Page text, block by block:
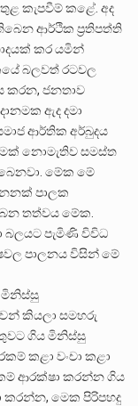
කැපවීම් කළේ. අද
ආර්ථික ප්‍රතිපත්ති
කර යමින්
බලවත් රටවල
කරන, ජනතාව
ඇද දමා
ආර්තික අර්බුදය
නොමැතිව සමස්ත
මේක මේ
පාලක
තත්වය මේක.
බලයට පැමිණි විවිධ
පාලනය විසින් මේ
මිනිස්සු
කියලා සමහරු
ගිය මිනිස්සු
කළා වංචා කළා
ආරක්ෂා කරන්න ගිය
කරන්න, මෙක පිරිපහදු